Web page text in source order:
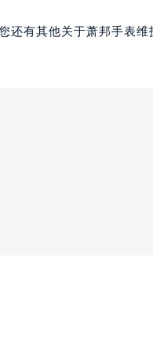
还有其他关于萧邦手表